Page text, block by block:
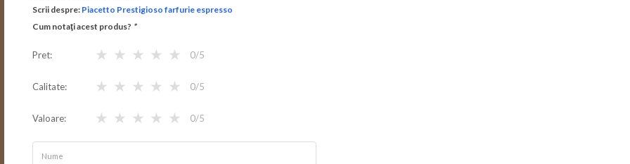
Scrii despre: Piacetto Prestigioso farfurie espresso
Cum notaţi acest produs? *
Pret ★ ★ ★ ★ ★ 0/5
Calitate ★ ★ ★ ★ ★ 0/5
Valoare ★ ★ ★ ★ ★ 0/5